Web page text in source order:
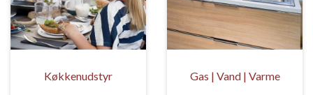
Køkkenudstyr Gas | Vand | Varme